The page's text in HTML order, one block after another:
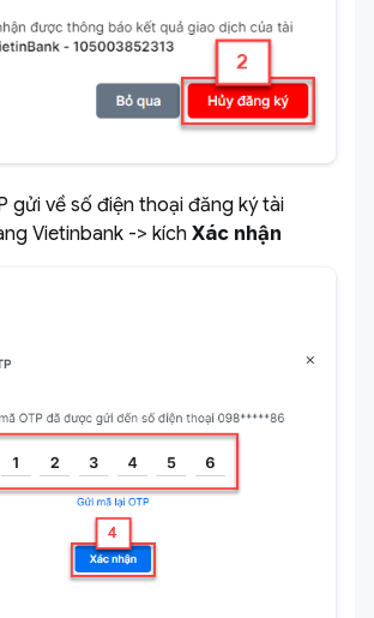
gửi về số điện thoại đăng ký tài
Vietinbank -> kích Xác nhận